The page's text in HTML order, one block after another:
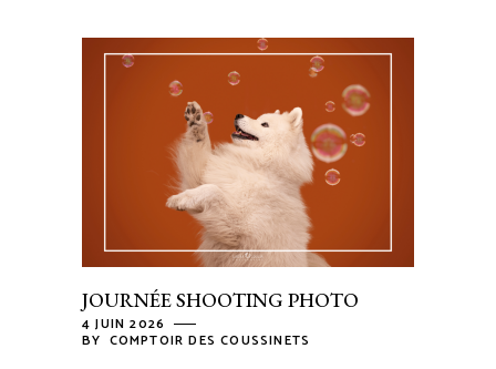
JOURNÉE SHOOTING PHOTO
4 JUIN 2026
BY COMPTOIR DES COUSSINETS